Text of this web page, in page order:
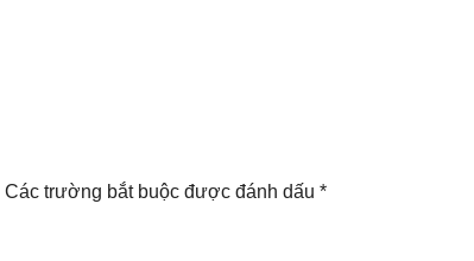
Các trường bắt buộc được đánh dấu *